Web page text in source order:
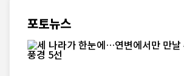
포토뉴스